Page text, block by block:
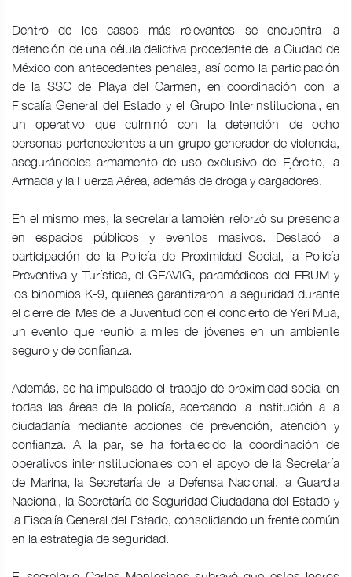
Dentro de los casos más relevantes se encuentra la
detención de una célula delictiva procedente de la Ciudad de
México con antecedentes penales, así como la participación
de la SSC de Playa del Carmen, en coordinación con la
Fiscalía General del Estado y el Grupo Interinstitucional, en
un operativo que culminó con la detención de ocho
personas pertenecientes a un grupo generador de violencia,
asegurándoles armamento de uso exclusivo del Ejército, la
Armada y la Fuerza Aérea, además de droga y cargadores.
En el mismo mes, la secretaría también reforzó su presencia
en espacios públicos y eventos masivos. Destacó la
participación de la Policía de Proximidad Social, la Policía
Preventiva y Turística, el GEAVIG, paramédicos del ERUM y
los binomios K-9, quienes garantizaron la seguridad durante
el cierre del Mes de la Juventud con el concierto de Yeri Mua,
un evento que reunió a miles de jóvenes en un ambiente
seguro y de confianza.
Además, se ha impulsado el trabajo de proximidad social en
todas las áreas de la policía, acercando la institución a la
ciudadanía mediante acciones de prevención, atención y
confianza. A la par, se ha fortalecido la coordinación de
operativos interinstitucionales con el apoyo de la Secretaría
de Marina, la Secretaría de la Defensa Nacional, la Guardia
Nacional, la Secretaría de Seguridad Ciudadana del Estado y
la Fiscalía General del Estado, consolidando un frente común
en la estrategia de seguridad.